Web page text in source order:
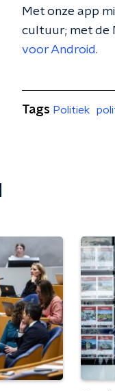
Met onze app
cultuur; met de
voor Android.
Tags Politiek